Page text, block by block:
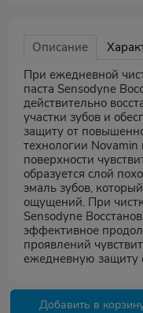
Описание
При ежедневной
паста Sensodyne
действительно
участки зубов и
защиту от
технологии
поверхности
образуется слой
эмаль зубов,
ощущений. При
Sensodyne
эффективное
проявлений
ежедневную защиту
Добавить в